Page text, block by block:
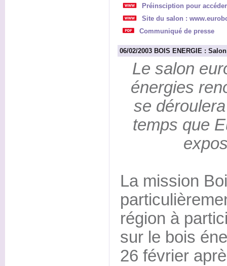
Préinsciption pour
Site du salon :
Communiqué de presse
06/02/2003 BOIS ENERGIE :
Le salon
énergies
se
temps que
La mission
région à
sur le bois
26 février